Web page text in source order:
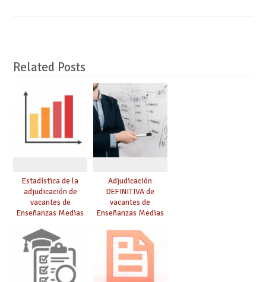
Related Posts
Estadística de la
adjudicación de
vacantes de
Enseñanzas Medias
Adjudicación
DEFINITIVA de
vacantes de
Enseñanzas Medias